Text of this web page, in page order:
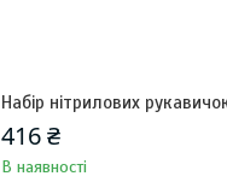
Набір нітрилових
416 ₴
В наявності